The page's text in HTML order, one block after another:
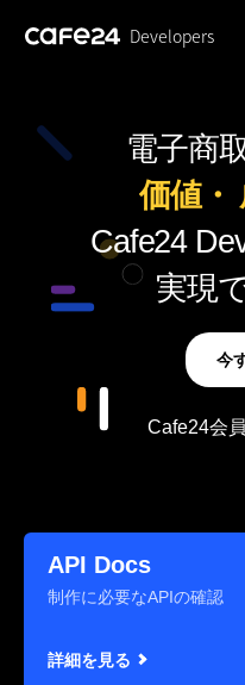
Developers
電子商
価値・
Cafe24
実現
今
Cafe24会
API Docs
制作に必要なAPIの確認
詳細を見る